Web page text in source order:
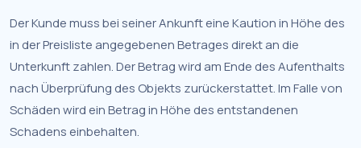
Der Kunde muss bei seiner Ankunft eine Kaution in Höhe des
in der Preisliste angegebenen Betrages direkt an die
Unterkunft zahlen. Der Betrag wird am Ende des Aufenthalts
nach Überprüfung des Objekts zurückerstattet. Im Falle von
Schäden wird ein Betrag in Höhe des entstandenen
Schadens einbehalten.